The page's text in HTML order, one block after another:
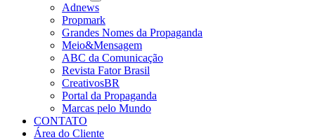
Adnews
Propmark
Grandes Nomes da Propaganda
Meio&Mensagem
ABC da Comunicação
Revista Fator Brasil
CreativosBR
Portal da Propaganda
Marcas pelo Mundo
CONTATO
Área do Cliente